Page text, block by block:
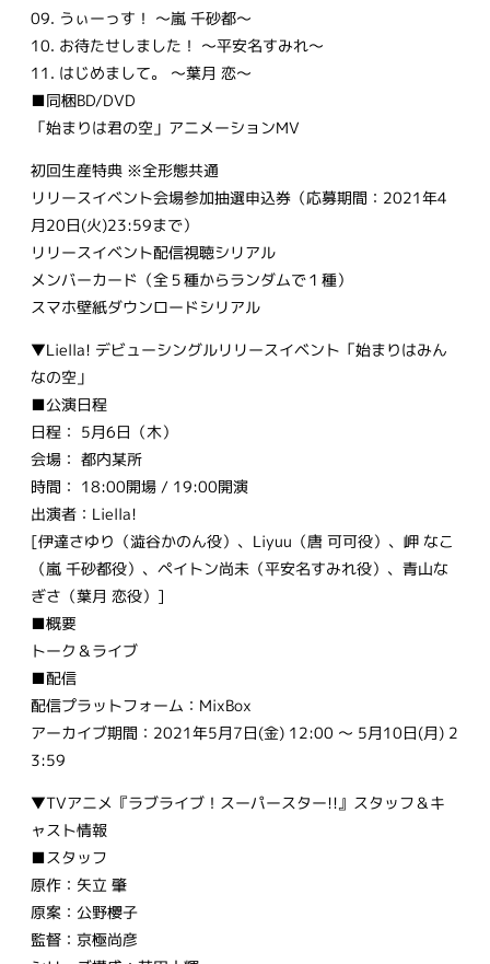
09. うぃーっす！ ～嵐 千砂都～
10. お待たせしました！ ～平安名すみれ～
11. はじめまして。 ～葉月 恋～
■同梱BD/DVD
「始まりは君の空」アニメーションMV
初回生産特典 ※全形態共通
リリースイベント会場参加抽選申込券（応募期間：2021年4
月20日(火)23:59まで）
リリースイベント配信視聴シリアル
メンバーカード（全５種からランダムで１種）
スマホ壁紙ダウンロードシリアル
▼Liella! デビューシングルリリースイベント「始まりはみん
なの空」
■公演日程
日程： 5月6日（木）
会場： 都内某所
時間： 18:00開場 / 19:00開演
出演者：Liella!
[伊達さゆり（澁谷かのん役）、Liyuu（唐 可可役）、岬 なこ
（嵐 千砂都役）、ペイトン尚未（平安名すみれ役）、青山な
ぎさ（葉月 恋役）]
■概要
トーク＆ライブ
■配信
配信プラットフォーム：MixBox
アーカイブ期間：2021年5月7日(金) 12:00 ～ 5月10日(月) 2
3:59
▼TVアニメ『ラブライブ！スーパースター!!』スタッフ＆キ
ャスト情報
■スタッフ
原作：矢立 肇
原案：公野櫻子
監督：京極尚彦